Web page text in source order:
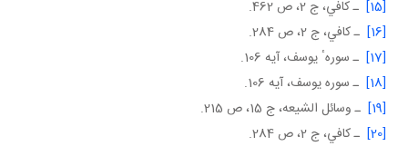
[15]
ـ كافي، ج 2، ص 462.
[16]
ـ كافي، ج 2، ص 284.
[17]
ـ سورهٴ يوسف، آيه 106.
[18]
ـ سوره يوسف، آيه 106.
[19]
ـ وسائل الشيعه، ج 15، ص 215.
[20]
ـ كافي، ج 2، ص 284.